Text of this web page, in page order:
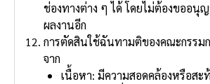
ช่องทางต่าง ๆ ได้ โดยไม่ต้องขออนุญ
ผลงานอีก
การตัดสินใช้ฉันทามติของคณะกรรม
จาก
เนื้อหา: มีความสอดคล้องหรือสะ